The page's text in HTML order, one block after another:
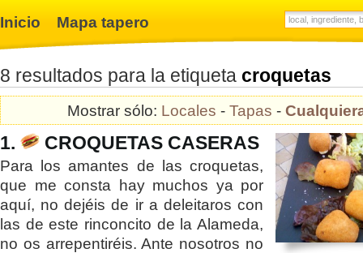
Inicio Mapa tapero
8 resultados para la etiqueta croquetas
Mostrar sólo: Locales - Tapas -
1. CROQUETAS CASERAS
Para los amantes de las croquetas,
que me consta hay muchos ya por
aquí, no dejéis de ir a deleitaros con
las de este rinconcito de la Alameda,
no os arrepentiréis. Ante nosotros no